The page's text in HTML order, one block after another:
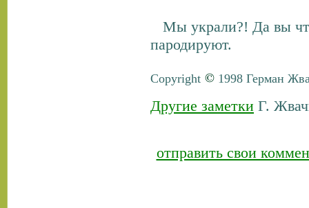
Мы украли?! Да вы
пародируют.
Copyright 1998 Герман
Другие заметки Г.
отправить свои